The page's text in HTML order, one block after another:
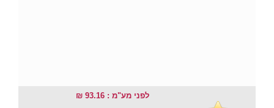
לפני מע"מ : 93.16 ₪